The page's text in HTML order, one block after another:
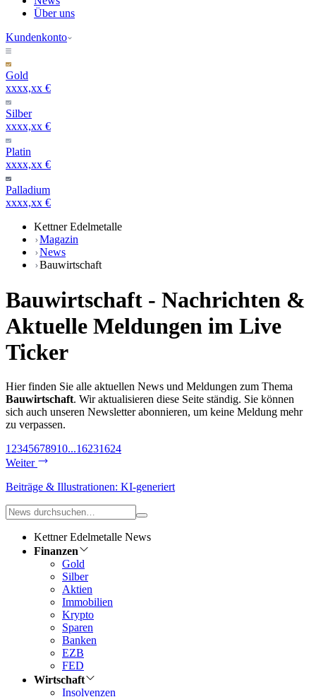
Über uns
Kundenkonto
Gold
xxxx,xx €
Silber
xxxx,xx €
Platin
xxxx,xx €
Palladium
xxxx,xx €
Kettner Edelmetalle
Magazin
News
Bauwirtschaft
Bauwirtschaft - Nachrichten &
Aktuelle Meldungen im Live
Ticker
Hier finden Sie alle aktuellen News und Meldungen zum Thema
Bauwirtschaft. Wir aktualisieren diese Seite ständig. Sie können
sich auch unseren Newsletter abonnieren, um keine Meldung mehr
zu verpassen.
1 2345678910...16231624
Weiter
Beiträge & Illustrationen: KI-generiert
Kettner Edelmetalle News
Finanzen
Gold
Silber
Aktien
Immobilien
Krypto
Sparen
Banken
EZB
FED
Wirtschaft
Insolvenzen